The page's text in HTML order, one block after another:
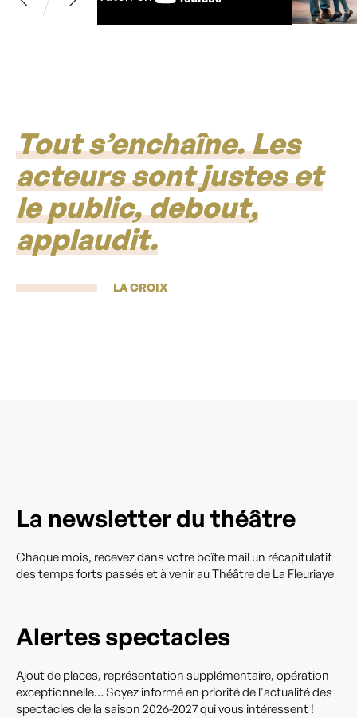
Tout s’enchaîne. Les
acteurs sont justes et
le public, debout,
applaudit.
LA CROIX
La newsletter du théâtre
Chaque mois, recevez dans votre boîte mail un récapitulatif
des temps forts passés et à venir au Théâtre de La Fleuriaye
Alertes spectacles
Ajout de places, représentation supplémentaire, opération
exceptionnelle… Soyez informé en priorité de l'actualité des
spectacles de la saison 2026-2027 qui vous intéressent !